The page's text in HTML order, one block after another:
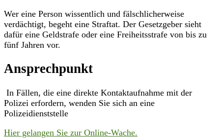
Wer eine Person wissentlich und fälschlicherweise
verdächtigt, begeht eine Straftat. Der Gesetzgeber sieht
dafür eine Geldstrafe oder eine Freiheitsstrafe von bis zu
fünf Jahren vor.
Ansprechpunkt
In Fällen, die eine direkte Kontaktaufnahme mit der
Polizei erfordern, wenden Sie sich an eine
Polizeidienststelle
Hier gelangen Sie zur Online-Wache.